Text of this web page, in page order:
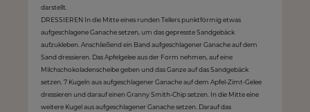
darstellt.
DRESSIEREN In die Mitte eines runden Tellers punktförmig etwas
aufgeschlagene Ganache setzen, um das gepresste Sandgebäck
aufzukleben. Anschließend ein Band aufgeschlagener Ganache auf dem
Sand dressieren. Das Apfelgelee aus der Form nehmen, auf eine
Milchschokoladenscheibe geben und das Ganze auf das Sandgebäck
setzen. 7 Kugeln aus aufgeschlagener Ganache auf dem Apfel-Zimt-Gelee
dressieren und darauf einen Granny Smith-Chip setzen. In die Mitte eine
weitere Kugel aus aufgeschlagener Ganache setzen. Darauf das